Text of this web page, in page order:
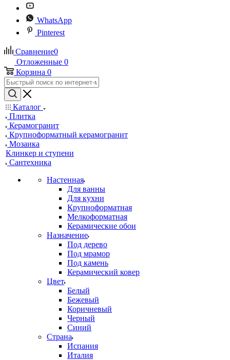
WhatsApp
Pinterest
Сравнение0
Отложенные 0
Корзина 0
Каталог
Плитка
Керамогранит
Крупноформатный керамогранит
Мозаика
Клинкер и ступени
Сантехника
Настенная
Для ванны
Для кухни
Крупноформатная
Мелкоформатная
Керамические обои
Назначение
Под дерево
Под мрамор
Под камень
Керамический ковер
Цвет
Белый
Бежевый
Коричневый
Черный
Синий
Страна
Испания
Италия